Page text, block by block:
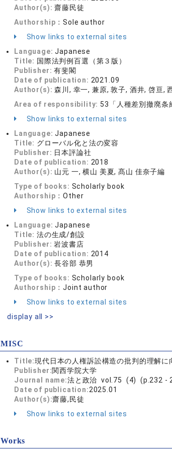
Author(s):齋藤民徒
Authorship：Sole author
Show links to external sites
Language:Japanese
Title: 国際法判例百選（第３版）
Publisher:有斐閣
Date of publication: 2021.09
Author(s):森川, 幸一, 兼原, 敦子, 酒井, 啓亘,
Area of responsibility: 53「人種差別撤廃
Show links to external sites
Language:Japanese
Title: グローバル化と法の変容
Publisher: 日本評論社
Date of publication: 2018
Author(s): 山元 一, 横山 美夏, 髙山 佳奈子編
Type of books: Scholarly book
Authorship：Other
Show links to external sites
Language:Japanese
Title: 法の生成/創設
Publisher:岩波書店
Date of publication: 2014
Author(s):長谷部 恭男
Type of books: Scholarly book
Authorship：Joint author
Show links to external sites
display all >>
MISC
Title:現代日本の人権訴訟構造の批判的理解
Publisher:関西学院大学
Journal name:法と政治 vol.75 (4) (p.232 -
Date of publication:2025.01
Author(s):齋藤,民徒
Show links to external sites
Works